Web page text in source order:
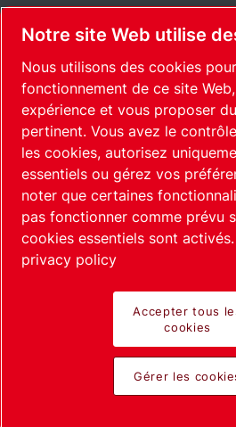
CONTACT
Plan du siteGérer les cookies©
International
Pioneering
Passionately
Notre site Web utilise
Nous utilisons des cookies
fonctionnement de ce site
expérience et vous proposer
pertinent. Vous avez le
les cookies, autorisez
essentiels ou gérez vos
noter que certaines
pas fonctionner comme prévu
cookies essentiels sont activés.
privacy policy
Accepter tous
cookies
Gérer les